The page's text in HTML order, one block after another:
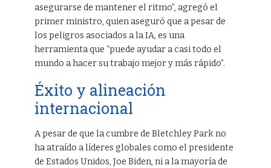
asegurarse de mantener el ritmo”, agregó el
primer ministro, quien aseguró que a pesar de
los peligros asociados a la IA, es una
herramienta que “puede ayudar a casi todo el
mundo a hacer su trabajo mejor y más rápido”.
Éxito y alineación
internacional
A pesar de que la cumbre de Bletchley Park no
ha atraído a líderes globales como el presidente
de Estados Unidos, Joe Biden, ni a la mayoría de